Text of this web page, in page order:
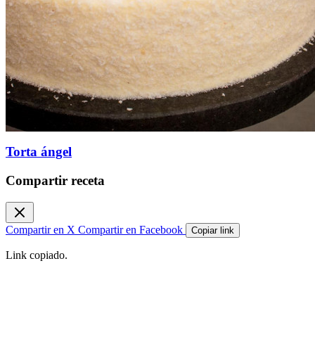
Torta ángel
Compartir receta
Compartir en X Compartir en Facebook Copiar link
Link copiado.